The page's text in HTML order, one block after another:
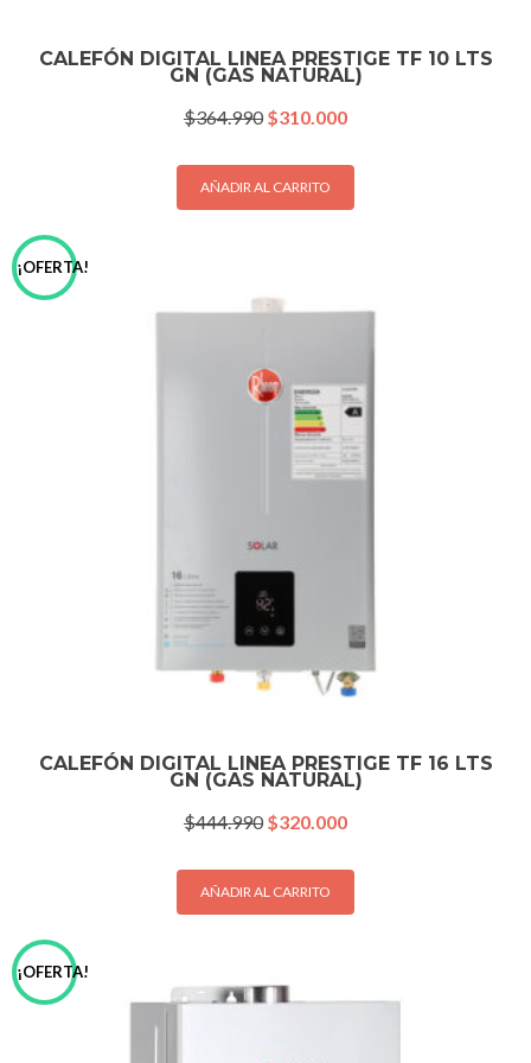
CALEFÓN DIGITAL LINEA PRESTIGE TF 10 LTS
GN (GAS NATURAL)
$364.990 El
original
era:
$364.990.
$310.000El
actual
$310.000.
AÑADIR AL CARRITO
¡OFERTA!
CALEFÓN DIGITAL LINEA PRESTIGE TF 16 LTS
GN (GAS NATURAL)
$444.990 El
original
era:
$444.990.
$320.000El
actual
$320.000.
AÑADIR AL CARRITO
¡OFERTA!